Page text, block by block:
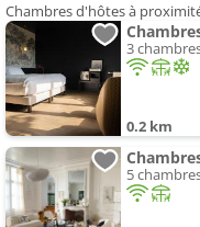
Chambres d'hôtes à
3
0.2 km
5